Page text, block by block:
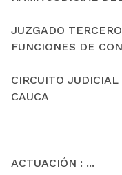
JUZGADO
FUNCIONES DE
CIRCUITO
CAUCA
ACTUACIÓN : ...